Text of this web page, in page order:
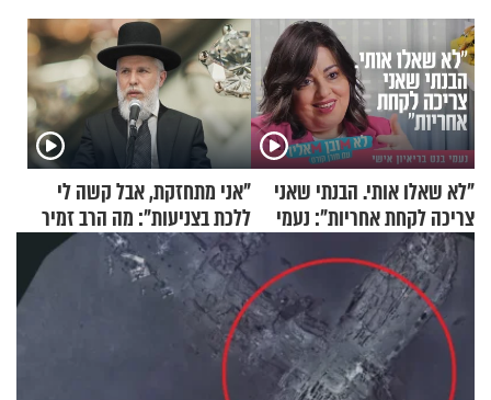
"לא שאלו אותי. הבנתי שאני
צריכה לקחת אחריות": נעמי
בנט בריאיון אישי
"אני מתחזקת, אבל קשה לי
ללכת בצניעות": מה הרב זמיר
כהן המליץ לה לעשות?